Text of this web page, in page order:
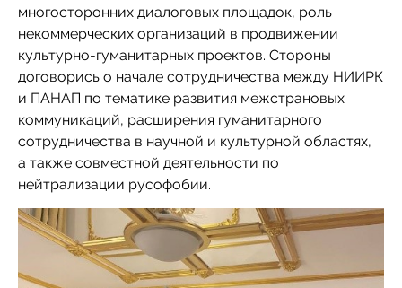
многосторонних диалоговых площадок, роль
некоммерческих организаций в продвижении
культурно-гуманитарных проектов. Стороны
договорись о начале сотрудничества между НИИРК
и ПАНАП по тематике развития межстрановых
коммуникаций, расширения гуманитарного
сотрудничества в научной и культурной областях,
а также совместной деятельности по
нейтрализации русофобии.